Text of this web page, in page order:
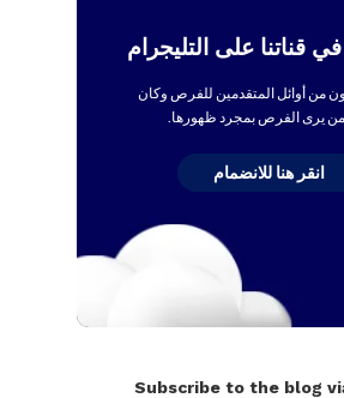
قناتنا على التليجرام
من أوائل المتقدمين للفرص وكان
يرى الفرص بمجرد ظهورها.
انقر هنا للانضمام
Subscribe to the blog